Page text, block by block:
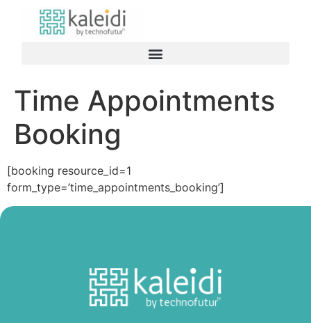
Time Appointments
Booking
[booking resource_id=1
form_type=’time_appointments_booking’]